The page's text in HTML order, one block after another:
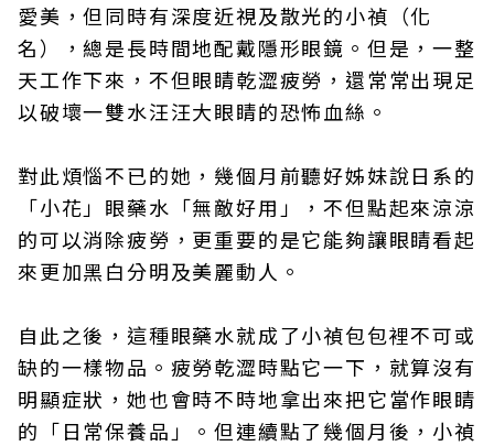
愛美，但同時有深度近視及散光的小禎（化
名），總是長時間地配戴隱形眼鏡。但是，一整
天工作下來，不但眼睛乾澀疲勞，還常常出現足
以破壞一雙水汪汪大眼睛的恐怖血絲。
對此煩惱不已的她，幾個月前聽好姊妹說日系的
「小花」眼藥水「無敵好用」，不但點起來涼涼
的可以消除疲勞，更重要的是它能夠讓眼睛看起
來更加黑白分明及美麗動人。
自此之後，這種眼藥水就成了小禎包包裡不可或
缺的一樣物品。疲勞乾澀時點它一下，就算沒有
明顯症狀，她也會時不時地拿出來把它當作眼睛
的「日常保養品」。但連續點了幾個月後，小禎